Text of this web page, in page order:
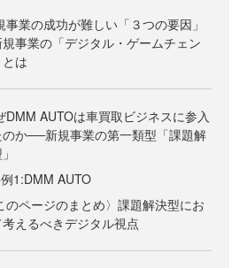
事業の成功が難しい「３つの要因」
規事業の「デジタル・ゲームチェン
は
DMM AUTOは車買取ビジネスに参入
のか──新規事業の第一類型「課題解
1:DMM AUTO
のページのまとめ〉課題解決型にお
考えるべきデジタル視点